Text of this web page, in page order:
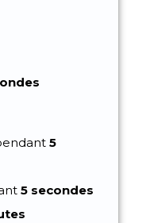
5
5 secondes